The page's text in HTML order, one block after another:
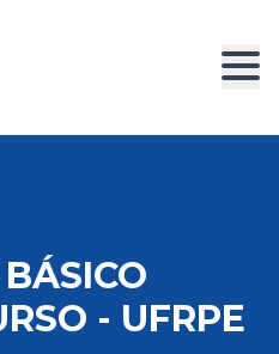
- UFRPE